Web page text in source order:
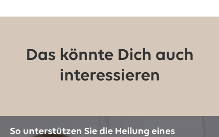
Das könnte Dich auch
interessieren
So unterstützen Sie die Heilung eines